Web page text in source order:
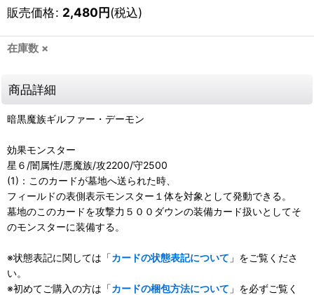
販売価格: 2,480円(税込)
在庫数 ×
商品詳細
暗黒魔族ギルファー・デーモン
効果モンスター
星６/闇属性/悪魔族/攻2200/守2500
(1)：このカードが墓地へ送られた時、
フィールドの表側表示モンスター１体を対象として発動できる。
墓地のこのカードを攻撃力５００ダウンの装備カード扱いとしてそ
のモンスターに装備する。
※状態表記に関しては「カードの状態表記について 」をご覧くださ
い。
※初めてご購入の方は「カードの梱包方法について 」を必ずご覧く